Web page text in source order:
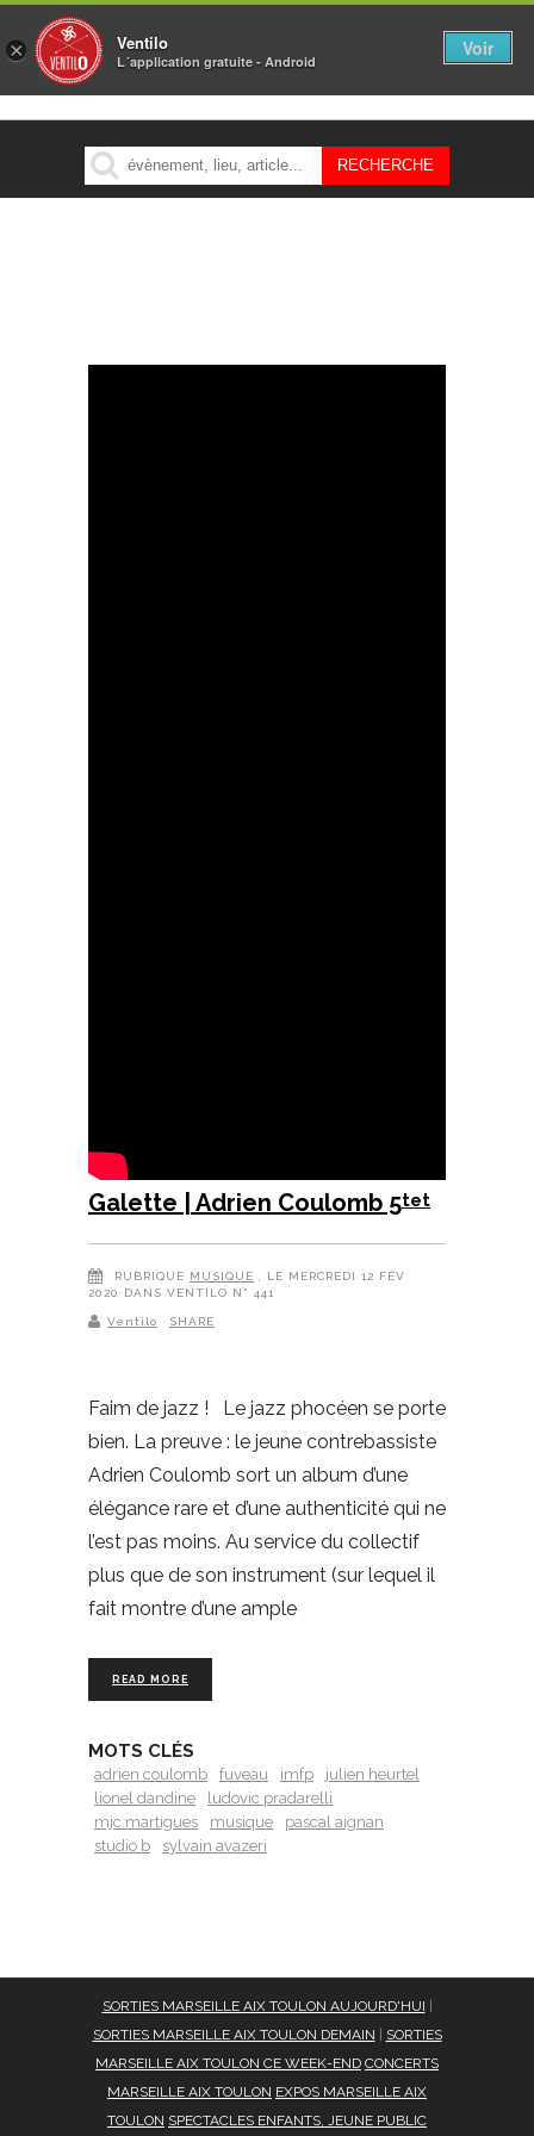
MENU
Galette | Adrien Coulomb 5tet
RUBRIQUE MUSIQUE
, LE MERCREDI 12 FÉV
2020 DANS VENTILO N° 441
Ventilo SHARE
Faim de jazz ! Le jazz phocéen se porte
bien. La preuve : le jeune contrebassiste
Adrien Coulomb sort un album d’une
élégance rare et d’une authenticité qui ne
l’est pas moins. Au service du collectif
plus que de son instrument (sur lequel il
fait montre d’une ample
READ MORE
MOTS CLÉS
adrien coulomb fuveau imfp
julien heurtel
lionel dandine
ludovic pradarelli
mjc martigues
musique
pascal aignan
studio b
sylvain avazeri
SORTIES MARSEILLE AIX TOULON AUJOURD'HUI
SORTIES MARSEILLE AIX TOULON DEMAIN
SORTIES
MARSEILLE AIX TOULON CE WEEK-END CONCERTS
MARSEILLE AIX TOULON EXPOS MARSEILLE AIX
TOULON SPECTACLES ENFANTS, JEUNE PUBLIC
× Ventilo
L´application gratuite - Android
Voir